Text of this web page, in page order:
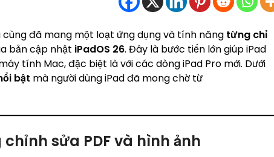
cùng đã mang một loạt ứng dụng và tính năng từng chỉ
bản cập nhật iPadOS 26. Đây là bước tiến lớn giúp iPad
tính Mac, đặc biệt là với các dòng iPad Pro mới. Dưới
bật mà người dùng iPad đã mong chờ từ
sửa PDF và hình ảnh